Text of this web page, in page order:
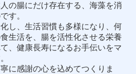
の腸にだけ存在する、海藻を消
す。
し、生活習慣も多様になり、何
生活を、腸を活性化させる栄養
、健康長寿になるお手伝いをマ
に感謝の心を込めてつくりま